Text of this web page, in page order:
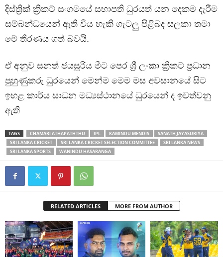
දිස්ත්‍රික් ක්‍රිකට් සංගමයේ සභාපති ධුරයත් යන දෙකම දැරීම
සම්බන්ධයෙන් ඇති විය හැකි ගැටලු පිළිබද සලකා තමා
මේ තීරණය ගත් බවයි.
ඒ අනුව සනත් ජයසූරිය මීට පෙර ශ්‍රී ලංකා ක්‍රිකට් ප්‍රධාන
පුහුණුකරු ධුරයෙන් මෙන්ම මෙම මස අවසානයේ සිට
ඉහළ කාර්ය සාධන මධ්‍යස්ථානයේ ධුරයෙන් ද ඉවත්වනු
ඇති
TAGS CHAMARI ATHAPATHTHU IPL KAMINDU MENDIS
SANATH JAYASURIYA
SRI LANKA CRICKET
SRI LANKA CRICKET SELECTION COMMITTEE
SRI LANKA NEWS
SRI LANKA SPORTS
WANINDU HASARANGA
RELATED ARTICLES MORE FROM AUTHOR